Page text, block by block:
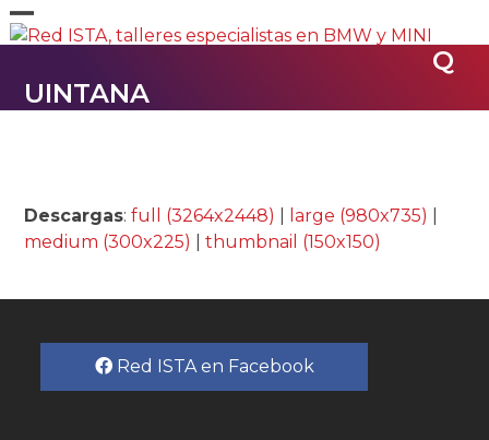
Skip
toOpen
menu
Close
menu
Q
UINTANA
Descargas:full (3264x2448) large (980x735)
medium (300x225)
|thumbnail (150x150)
Red ISTA en Facebook